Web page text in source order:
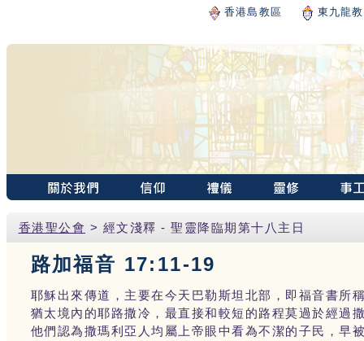
香港島教區 東九龍
香港聖公會 > 經文淺釋 - 聖靈降臨期第十八主日
路加福音 17:11-19
耶穌出來傳道，主要在今天巴勒斯坦北部，即福音書所
猶太境內的耶路撒冷，最直接和較短的路程莫過於經過
他們認為撒瑪利亞人均屬上帝眼中看為不潔的子民，早